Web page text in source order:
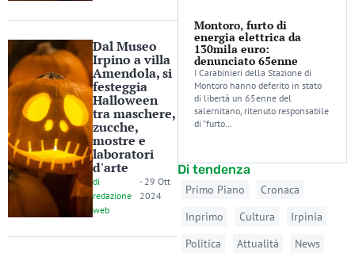
Dal Museo
Irpino a villa
Amendola, si
festeggia
Halloween
tra maschere,
zucche,
mostre e
laboratori
d'arte
di
redazione
web
- 29 Ott
2024
Montoro, furto di
energia elettrica da
130mila euro:
denunciato 65enne
I Carabinieri della Stazione di
Montoro hanno deferito in stato
di libertà un 65enne del
salernitano, ritenuto responsabile
di “furto…
Di tendenza
Primo Piano
Cronaca
Inprimo
Cultura
Irpinia
Politica
Attualità
News